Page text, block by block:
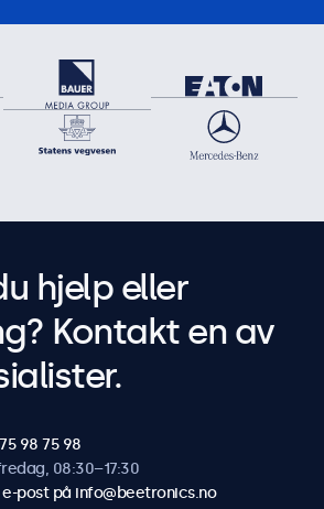
hjelp eller
Kontakt en av
98 75 98
08:30–17:30
e-post på info@beetronics.no